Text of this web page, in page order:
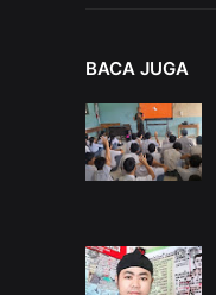
BACA JUGA